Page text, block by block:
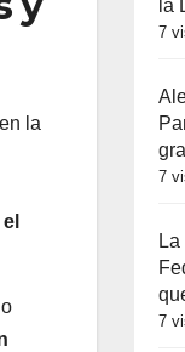
la
la
7
7
7